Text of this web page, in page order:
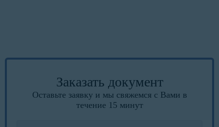
Заказать документ
Оставьте заявку и мы свяжемся с Вами в
течение 15 минут